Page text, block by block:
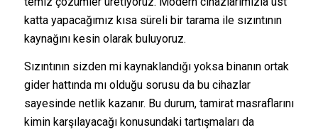
katta yapacağımız kısa süreli bir tarama ile sızıntının
kaynağını kesin olarak buluyoruz.
Sızıntının sizden mi kaynaklandığı yoksa binanın ortak
gider hattında mı olduğu sorusu da bu cihazlar
sayesinde netlik kazanır. Bu durum, tamirat masraflarını
kimin karşılayacağı konusundaki tartışmaları da